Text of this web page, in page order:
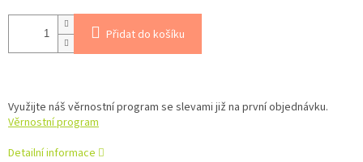
Přidat do košíku
Využijte náš věrnostní program se slevami již na první objednávku.
Věrnostní program
Detailní informace